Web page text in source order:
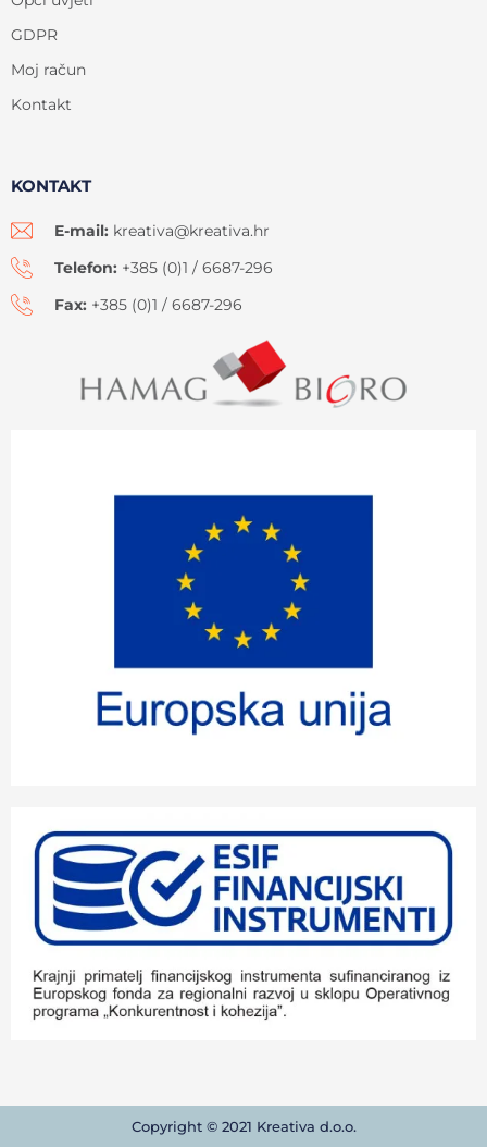
GDPR
Moj račun
Kontakt
KONTAKT
E-mail: kreativa@kreativa.hr
Telefon: +385 (0)1 / 6687-296
Fax: +385 (0)1 / 6687-296
Copyright © 2021 Kreativa d.o.o.